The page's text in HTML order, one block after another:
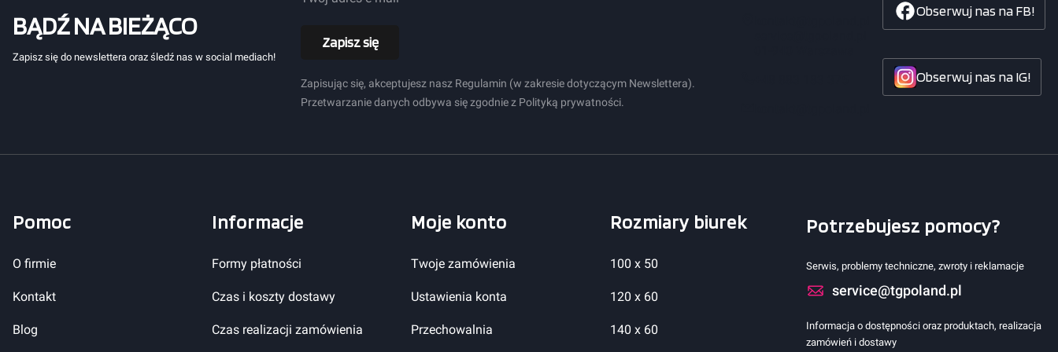
BĄDŹ NA BIEŻĄCO
Zapisz się do newslettera oraz śledź nas w social mediach!
Zapisz się
Zapisując się, akceptujesz nasz Regulamin (w zakresie dotyczącym Newslettera).
Przetwarzanie danych odbywa się zgodnie z Polityką prywatności.
Obserwuj nas na FB!
Obserwuj nas na IG!
Linki w stopce
Pomoc
O firmie
Kontakt
Blog
Informacje
Formy płatności
Czas i koszty dostawy
Czas realizacji zamówienia
Moje konto
Twoje zamówienia
Ustawienia konta
Przechowalnia
Rozmiary biurek
100 x 50
120 x 60
140 x 60
Potrzebujesz pomocy?
Serwis, problemy techniczne, zwroty i reklamacje
service@tgpoland.pl
Informacja o dostępności oraz produktach, realizacja
zamówień i dostawy